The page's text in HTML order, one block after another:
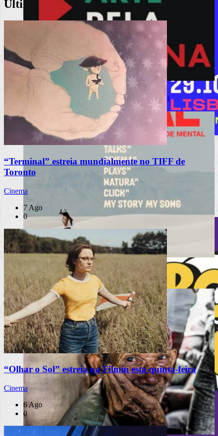
Arte Pela Palestina regressa a Lisboa
Festival Mental celebra 10 anos
MEO Commedia A La Carte Fest
reforça cartaz com novos espetáculos
Porchat, Mourão, Vicente e Miranda, The Umbilical Brothers,
Matilde Brey
Ler mais
Últimos Artigos
“Terminal” estreia mundialmente no TIFF de
Toronto
Cinema
7 Ago
0
“Olhar o Sol” estreia na Filmin esta quinta-feira
Cinema
6 Ago
0
PUB
À escuta na Rua